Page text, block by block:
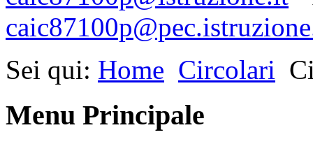
Sei qui: Home Circolari
Menu Principale